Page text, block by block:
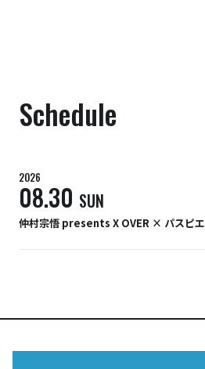
Schedule
2026
08.30 SUN
仲村宗悟 presents X OVER × パスピエ